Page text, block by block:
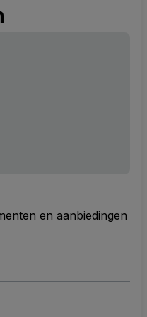
en aanbiedingen